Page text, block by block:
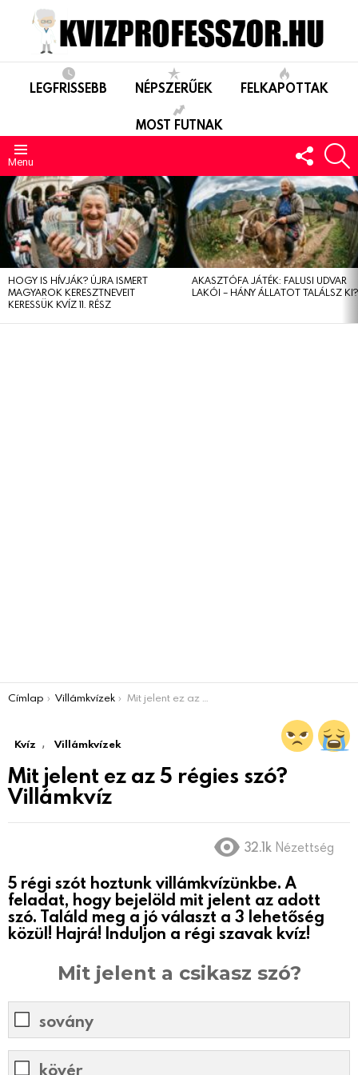
LEGFRISSEBB NÉPSZERŰEK FELKAPOTTAK
MOST FUTNAK
Menu
US
LEGUTÓBBIAK
HOGY IS HÍVJÁK? ÚJRA ISMERT
MAGYAROK KERESZTNEVEIT
KERESSÜK KVÍZ 11. RÉSZ
AKASZTÓFA JÁTÉK: FALUSI UDVAR
LAKÓI – HÁNY ÁLLATOT TALÁLSZ KI?
You are here:
Címlap Villámkvízek Mit jelent ez az 5 régies szó? Villámkvíz
Kvíz , Villámkvízek
Mit jelent ez az 5 régies szó?
Villámkvíz
32.1k Nézettség
5 régi szót hoztunk villámkvízünkbe. A
feladat, hogy bejelöld mit jelent az adott
szó. Találd meg a jó választ a 3 lehetőség
közül! Hajrá! Induljon a régi szavak kvíz!
Mit jelent a csikasz szó?
sovány
kövér